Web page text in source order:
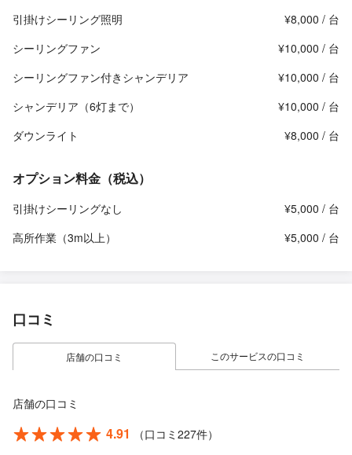
引掛けシーリング照明
¥8,000 / 台
シーリングファン
¥10,000 / 台
シーリングファン付きシャンデリア
¥10,000 / 台
シャンデリア（6灯まで）
¥10,000 / 台
ダウンライト
¥8,000 / 台
オプション料金（税込）
引掛けシーリングなし
¥5,000 / 台
高所作業（3m以上）
¥5,000 / 台
口コミ
店舗の口コミ このサービスの口コミ
店舗の口コミ
4.91
（口コミ227件）